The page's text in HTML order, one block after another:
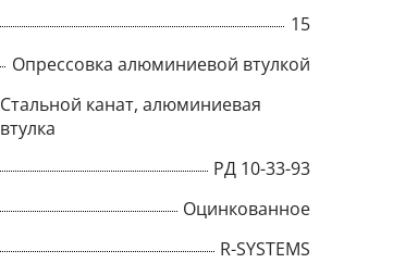
15
Опрессовка алюминиевой втулкой
Стальной канат, алюминиевая
втулка
РД 10-33-93
Оцинкованное
R-SYSTEMS
Title